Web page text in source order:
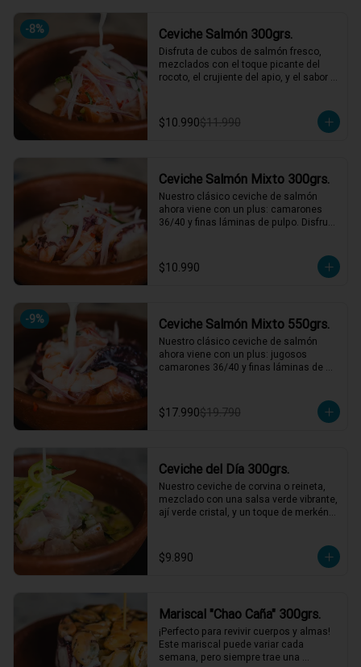
-8% Ceviche Salmón 300grs.
Disfruta de cubos de salmón fresco,
mezclados con el toque picante del
rocoto, el crujiente del apio, y el sabor
nuestra leche de tigre, que le da ese
punch perfecto. ¡Ideal para esos
*El peso neto corresponde al producto
en su presentación completa, salsas o
acompañamientos incluidos.
$10.990$11.990
Ceviche Salmón Mixto 300grs.
Nuestro clásico ceviche de salmón
ahora viene con un plus: camarones
36/40 y finas láminas de pulpo. Disfruta
leche de tigre que hará bailar tu paladar
🐟🦐🦑
en su presentación completa, salsas o
acompañamientos incluidos.
$10.990
-9% Ceviche Salmón Mixto 550grs.
Nuestro clásico ceviche de salmón
ahora viene con un plus: jugosos
camarones 36/40 y finas láminas de
todo bañado en una leche de tigre que
hará bailar tu paladar 🐟🦐🦑
*El peso neto corresponde al producto
en su presentación completa, salsas o
acompañamientos incluidos.
$17.990$19.790
Ceviche del Día 300grs.
Nuestro ceviche de corvina o reineta,
mezclado con una salsa verde vibrante,
ají verde cristal, y un toque de merkén
reducción de chardonnay y un toque de
aceite de oliva. ¡Una explosión de
*El peso neto corresponde al producto
en su presentación completa, salsas o
acompañamientos incluidos.
$9.890
Mariscal "Chao Caña" 300grs.
¡Perfecto para revivir cuerpos y almas!
Este mariscal puede variar cada
semana, pero siempre trae una